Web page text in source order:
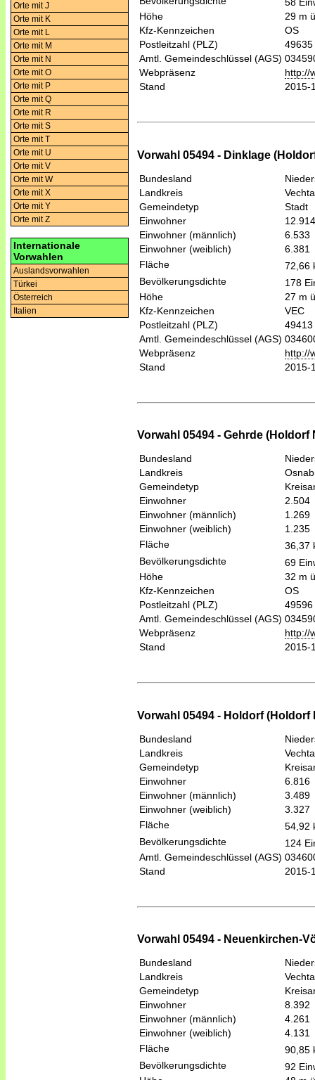
Orte mit J
Orte mit K
Orte mit L
Orte mit M
Orte mit N
Orte mit O
Orte mit P
Orte mit Q
Orte mit R
Orte mit S
Orte mit T
Orte mit U
Orte mit V
Orte mit W
Orte mit X
Orte mit Y
Orte mit Z
Internationale
Vorwahlen
Auslandsvorwahlen
Türkei
Österreich
Italien
Höhe
29 m
Kfz-Kennzeichen
OS
Postleitzahl (PLZ)
49635
Amtl. Gemeindeschlüssel (AGS)
Webpräsenz
http://
Stand
2015-
Vorwahl 05494 - Dinklage
Bundesland
Landkreis
Vechta
Gemeindetyp
Stadt
Einwohner
12.914
Einwohner (männlich)
6.533
Einwohner (weiblich)
6.381
Fläche
72,66
Bevölkerungsdichte
178
Höhe
27 m
Kfz-Kennzeichen
VEC
Postleitzahl (PLZ)
49413
Amtl. Gemeindeschlüssel (AGS)
Webpräsenz
http://
Stand
2015-
Vorwahl 05494 - Gehrde (Holdorf
Bundesland
Landkreis
Gemeindetyp
Einwohner
2.504
Einwohner (männlich)
1.269
Einwohner (weiblich)
1.235
Fläche
36,37
Bevölkerungsdichte
69
Höhe
32 m
Kfz-Kennzeichen
OS
Postleitzahl (PLZ)
49596
Amtl. Gemeindeschlüssel (AGS)
Webpräsenz
http://
Stand
2015-
Vorwahl 05494 - Holdorf (Holdorf
Bundesland
Landkreis
Vechta
Gemeindetyp
Einwohner
6.816
Einwohner (männlich)
3.489
Einwohner (weiblich)
3.327
Fläche
54,92
Bevölkerungsdichte
124
Amtl. Gemeindeschlüssel (AGS)
Stand
2015-
Vorwahl 05494 - Neuenkirchen-
Bundesland
Landkreis
Vechta
Gemeindetyp
Einwohner
8.392
Einwohner (männlich)
4.261
Einwohner (weiblich)
4.131
Fläche
90,85
Bevölkerungsdichte
92